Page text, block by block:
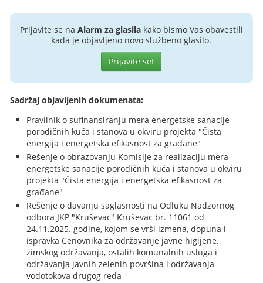
Prijavite se na Alarm za glasilakako bismo Vas obavestili
kada je objavljeno novo službeno glasilo.
Prijavite se!
Sadržaj objavljenih dokumenata:
Pravilnik o sufinansiranju mera energetske sanacije
porodičnih kuća i stanova u okviru projekta "Čista
energija i energetska efikasnost za građane"
Rešenje o obrazovanju Komisije za realizaciju mera
energetske sanacije porodičnih kuća i stanova u okviru
projekta "Čista energija i energetska efikasnost za
građane"
Rešenje o davanju saglasnosti na Odluku Nadzornog
odbora JKP "Kruševac" Kruševac br. 11061 od
24.11.2025. godine, kojom se vrši izmena, dopuna i
ispravka Cenovnika za održavanje javne higijene,
zimskog održavanja, ostalih komunalnih usluga i
održavanja javnih zelenih površina i održavanja
vodotokova drugog reda